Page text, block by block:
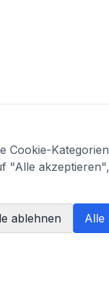
Cookie-
"Alle
ablehnen Alle